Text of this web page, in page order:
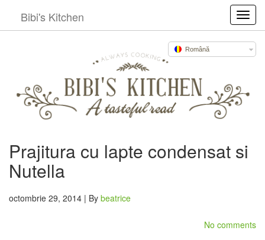
Română
Bibi's Kitchen
Prajitura cu lapte condensat si
Nutella
octombrie 29, 2014 | By beatrice
No comments